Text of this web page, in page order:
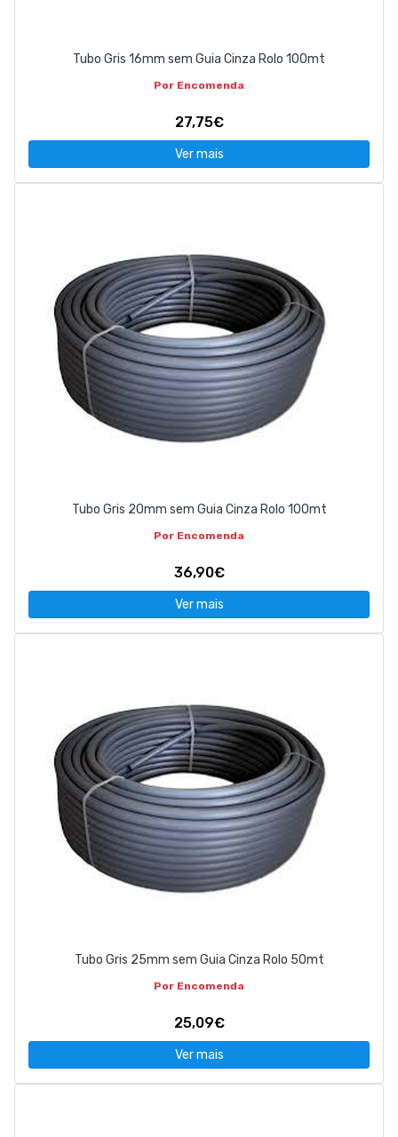
Tubo Gris 16mm sem Guia Cinza Rolo 100mt
Por Encomenda
27,75€
Ver mais
Tubo Gris 20mm sem Guia Cinza Rolo 100mt
Por Encomenda
36,90€
Ver mais
Tubo Gris 25mm sem Guia Cinza Rolo 50mt
Por Encomenda
25,09€
Ver mais